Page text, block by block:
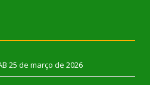
25 de março de 2026